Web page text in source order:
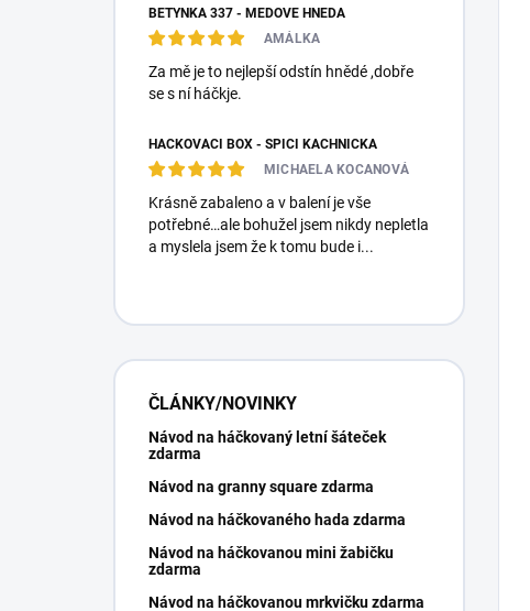
BETYNKA 337 - MEDOVĚ HNĚDÁ
AMÁLKA
Za mě je to nejlepší odstín hnědé ,dobře
se s ní háčkje.
HÁČKOVACÍ BOX - SPÍCÍ KACHNIČKA
MICHAELA KOCANOVÁ
Krásně zabaleno a v balení je vše
potřebné…ale bohužel jsem nikdy nepletla
a myslela jsem že k tomu bude i...
ČLÁNKY/NOVINKY
Návod na háčkovaný letní šáteček
zdarma
Návod na granny square zdarma
Návod na háčkovaného hada zdarma
Návod na háčkovanou mini žabičku
zdarma
Návod na háčkovanou mrkvičku zdarma